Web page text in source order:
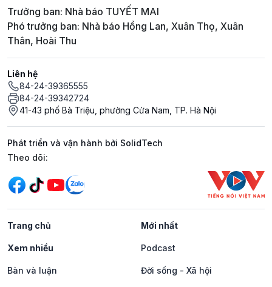
Trưởng ban: Nhà báo TUYẾT MAI
Phó trưởng ban: Nhà báo Hồng Lan, Xuân Thọ, Xuân
Thân, Hoài Thu
Liên hệ
84-24-39365555
84-24-39342724
41-43 phố Bà Triệu, phường Cửa Nam, TP. Hà Nội
Phát triển và vận hành bởi SolidTech
Mạng xã hội
Theo dõi:
Trang chủ Mới nhất
Xem nhiều Podcast
Bàn và luận Đời sống - Xã hội